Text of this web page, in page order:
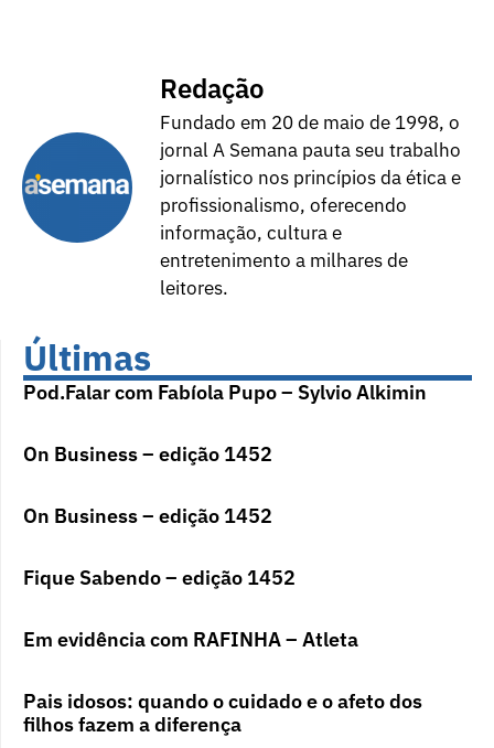
Redação
Fundado em 20 de maio de 1998, o
jornal A Semana pauta seu trabalho
jornalístico nos princípios da ética e
profissionalismo, oferecendo
informação, cultura e
entretenimento a milhares de
leitores.
Últimas
Pod.Falar com Fabíola Pupo – Sylvio Alkimin
On Business – edição 1452
On Business – edição 1452
Fique Sabendo – edição 1452
Em evidência com RAFINHA – Atleta
Pais idosos: quando o cuidado e o afeto dos
filhos fazem a diferença